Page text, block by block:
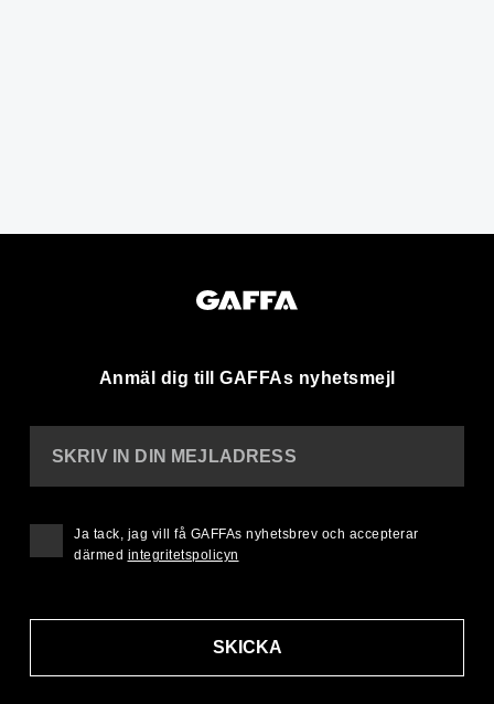
Anmäl dig till GAFFAs nyhetsmejl
SKRIV IN DIN MEJLADRESS
SKICKA
Ja tack, jag vill få GAFFAs nyhetsbrev och accepterar
därmed integritetspolicyn